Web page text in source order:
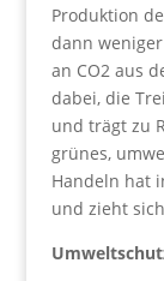
Produktion
dann
an CO2 aus
dabei, die
und trägt zu
grünes,
Handeln hat
und zieht